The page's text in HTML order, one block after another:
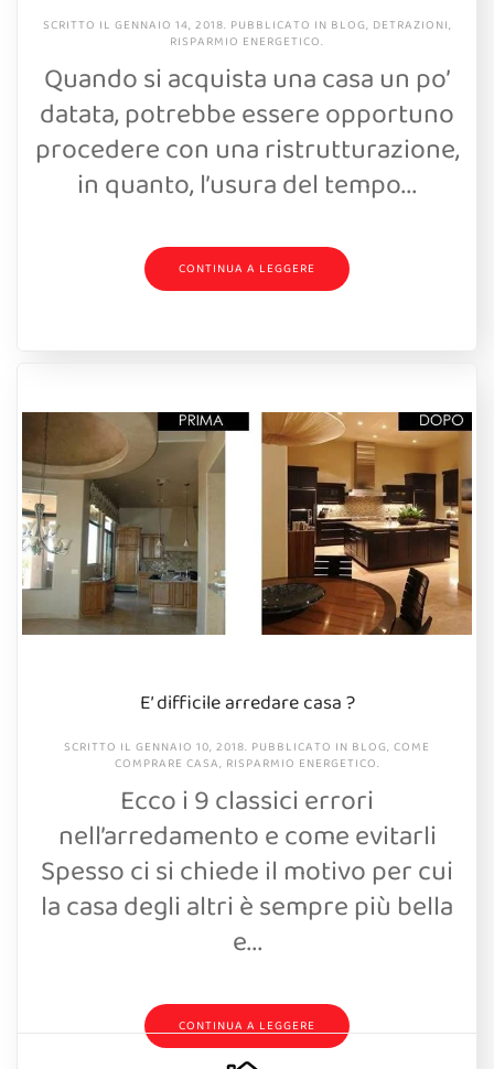
SCRITTO IL GENNAIO 14, 2018. PUBBLICATO IN BLOG, DETRAZIONI,
RISPARMIO ENERGETICO.
Quando si acquista una casa un po’
datata, potrebbe essere opportuno
procedere con una ristrutturazione,
in quanto, l’usura del tempo...
CONTINUA A LEGGERE
E’ difficile arredare casa ?
SCRITTO IL GENNAIO 10, 2018. PUBBLICATO IN BLOG, COME
COMPRARE CASA, RISPARMIO ENERGETICO.
Ecco i 9 classici errori
nell’arredamento e come evitarli
Spesso ci si chiede il motivo per cui
la casa degli altri è sempre più bella
e...
CONTINUA A LEGGERE